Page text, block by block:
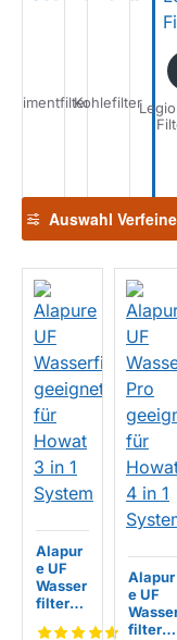
Kohlefilter
Auswahl
Alapur
e UF
Wasser
filter
Alapur
e UF
filter